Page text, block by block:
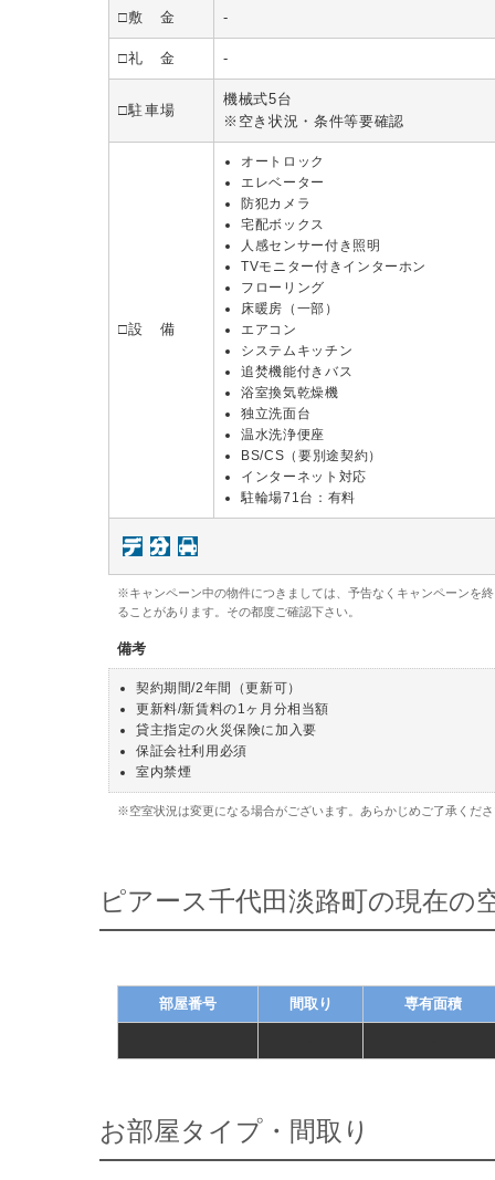
□敷 金 -
□礼 金 -
□駐車場
機械式5台
※空き状況・条件等要確認
□設 備
オートロック
エレベーター
防犯カメラ
宅配ボックス
人感センサー付き照明
TVモニター付きインターホン
フローリング
床暖房（一部）
エアコン
システムキッチン
追焚機能付きバス
浴室換気乾燥機
独立洗面台
温水洗浄便座
BS/CS（要別途契約）
インターネット対応
駐輪場71台：有料
※キャンペーン中の物件につきましては、予告なくキャンペーンを
ることがあります。その都度ご確認下さい。
備考
契約期間/2年間（更新可）
更新料/新賃料の1ヶ月分相当額
貸主指定の火災保険に加入要
保証会社利用必須
室内禁煙
※空室状況は変更になる場合がございます。あらかじめご了承くだ
ピアース千代田淡路町の現在の
部屋番号 間取り 専有面積
お部屋タイプ・間取り